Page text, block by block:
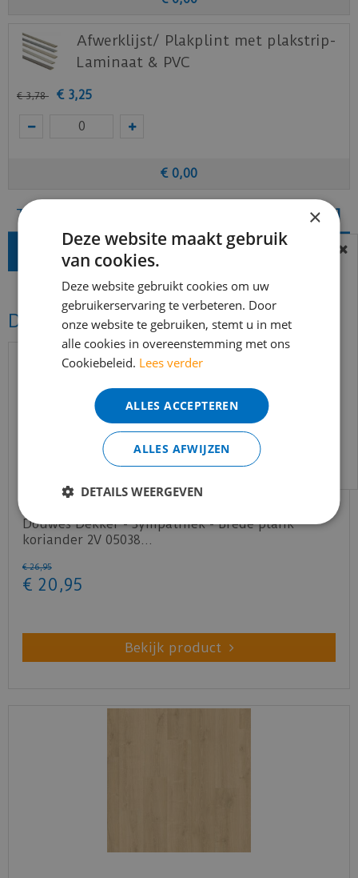
Afwerklijst/ Plakplint met plakstrip-
Laminaat & PVC
€ 3,78 € 3,25
€ 0,00
Totaal (incl. BTW) 49 81
Dit vind je misschien ook mooi!
Douwes Dekker - Sympathiek - Brede plank
koriander 2V 05038…
€ 26,95
€ 20 ,95
Bekijk product
BEREIKBAARHEID
In verband met de vakantie periode zijn wij
t/m 14 augustus telefonisch helaas niet
bereikbaar.
Bestelling worden uiteraard verwerkt
echter iets minder snel dan wat je van ons
gewend bent.
Voor vragen kan je ons bereiken via
info@merkvloerenwinkel.nl
×
Deze website maakt gebruik
van cookies.
Deze website gebruikt cookies om uw
gebruikerservaring te verbeteren. Door
onze website te gebruiken, stemt u in met
alle cookies in overeenstemming met ons
Cookiebeleid. Lees verder
ALLES ACCEPTEREN
ALLES AFWIJZEN
DETAILS WEERGEVEN